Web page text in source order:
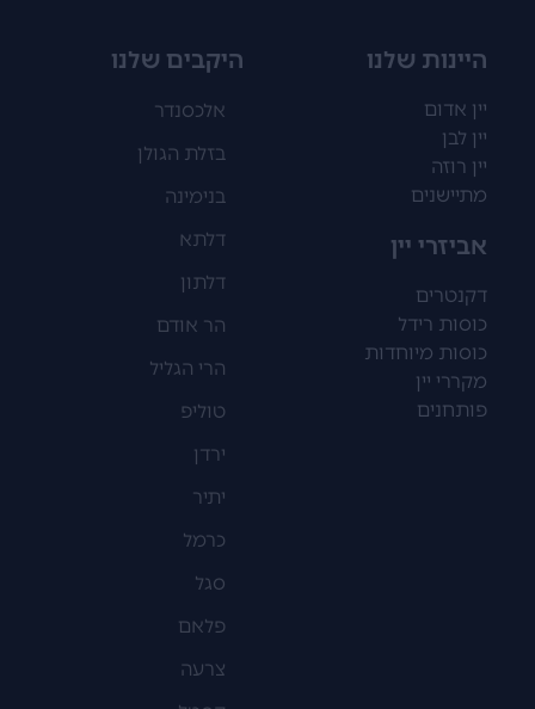
היינות שלנו
יין אדום
יין לבן
יין רוזה
מתיישנים
אביזרי יין
דקנטרים
כוסות רידל
כוסות מיוחדות
מקררי יין
פותחנים
היקבים שלנו
אלכסנדר
בזלת הגולן
בנימינה
דלתא
דלתון
הר אודם
הרי הגליל
טוליפ
ירדן
יתיר
כרמל
סגל
פלאם
צרעה